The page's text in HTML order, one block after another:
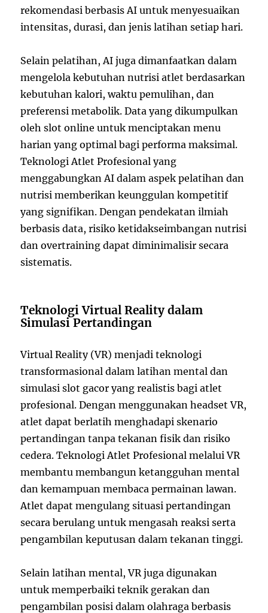
rekomendasi berbasis AI untuk menyesuaikan
intensitas, durasi, dan jenis latihan setiap hari.
Selain pelatihan, AI juga dimanfaatkan dalam
mengelola kebutuhan nutrisi atlet berdasarkan
kebutuhan kalori, waktu pemulihan, dan
preferensi metabolik. Data yang dikumpulkan
oleh slot online untuk menciptakan menu
harian yang optimal bagi performa maksimal.
Teknologi Atlet Profesional yang
menggabungkan AI dalam aspek pelatihan dan
nutrisi memberikan keunggulan kompetitif
yang signifikan. Dengan pendekatan ilmiah
berbasis data, risiko ketidakseimbangan nutrisi
dan overtraining dapat diminimalisir secara
sistematis.
Teknologi Virtual Reality dalam
Simulasi Pertandingan
Virtual Reality (VR) menjadi teknologi
transformasional dalam latihan mental dan
simulasi slot gacor yang realistis bagi atlet
profesional. Dengan menggunakan headset VR,
atlet dapat berlatih menghadapi skenario
pertandingan tanpa tekanan fisik dan risiko
cedera. Teknologi Atlet Profesional melalui VR
membantu membangun ketangguhan mental
dan kemampuan membaca permainan lawan.
Atlet dapat mengulang situasi pertandingan
secara berulang untuk mengasah reaksi serta
pengambilan keputusan dalam tekanan tinggi.
Selain latihan mental, VR juga digunakan
untuk memperbaiki teknik gerakan dan
pengambilan posisi dalam olahraga berbasis